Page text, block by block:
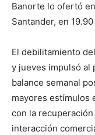
Banorte lo ofertó
Santander, en
El debilitamiento
y jueves impulsó al
balance semanal
mayores estímulos
con la
interacción